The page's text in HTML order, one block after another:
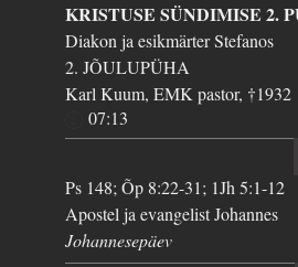
KRISTUSE SÜNDIMISE 2.
Diakon ja esikmärter Stefanos
2. JÕULUPÜHA
Karl Kuum, EMK pastor, †1932
07:13
Ps 148; Õp 8:22-31; 1Jh 5:1-12
Apostel ja evangelist Johannes
Johannesepäev